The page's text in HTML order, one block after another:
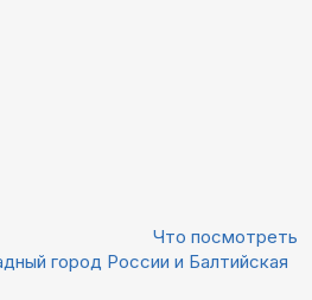
Что посмотреть
город России и Балтийская